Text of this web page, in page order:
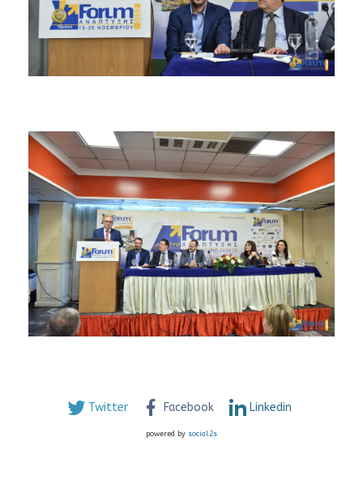
Twitter Facebook Linkedin
powered by social2s